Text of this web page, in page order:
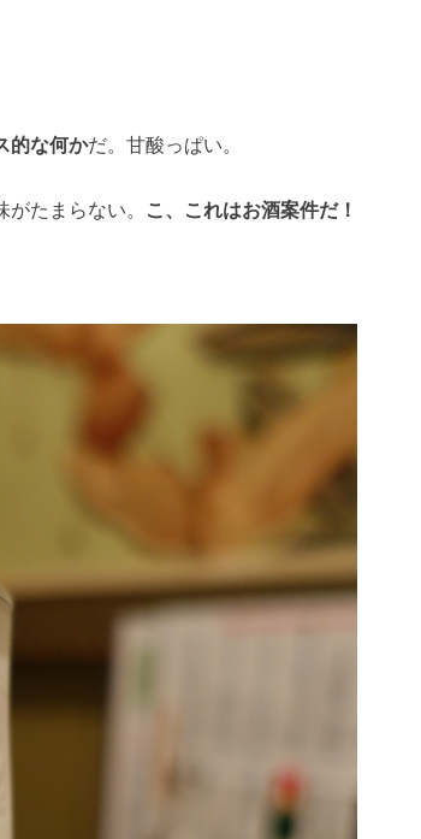
的な何かだ。甘酸っぱい。
たまらない。 こ、これはお酒案件だ！